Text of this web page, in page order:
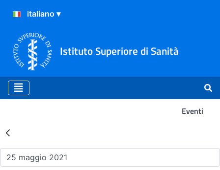
Istituto Superiore di Sanità
Eventi
Risultati della Ricerca -